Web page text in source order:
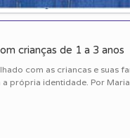
crianças de 1 a 3 anos
com as criancas e suas
própria identidade. Por